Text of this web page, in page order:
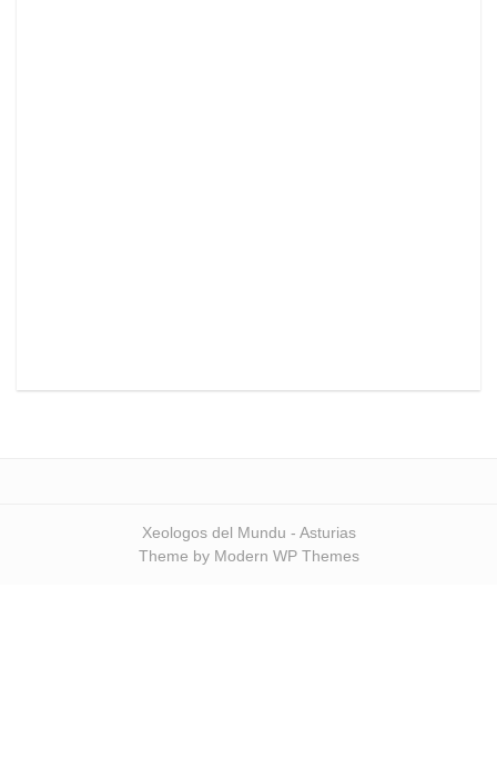
Xeologos del Mundu - Asturias
Theme by Modern WP Themes